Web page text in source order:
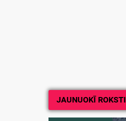
JAUNUOKĪ ROKSTI